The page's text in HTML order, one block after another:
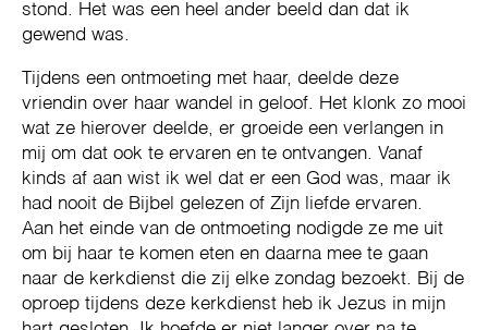
stond. Het was een heel ander beeld dan dat ik
gewend was.
Tijdens een ontmoeting met haar, deelde deze
vriendin over haar wandel in geloof. Het klonk zo mooi
wat ze hierover deelde, er groeide een verlangen in
mij om dat ook te ervaren en te ontvangen. Vanaf
kinds af aan wist ik wel dat er een God was, maar ik
had nooit de Bijbel gelezen of Zijn liefde ervaren.
Aan het einde van de ontmoeting nodigde ze me uit
om bij haar te komen eten en daarna mee te gaan
naar de kerkdienst die zij elke zondag bezoekt. Bij de
oproep tijdens deze kerkdienst heb ik Jezus in mijn